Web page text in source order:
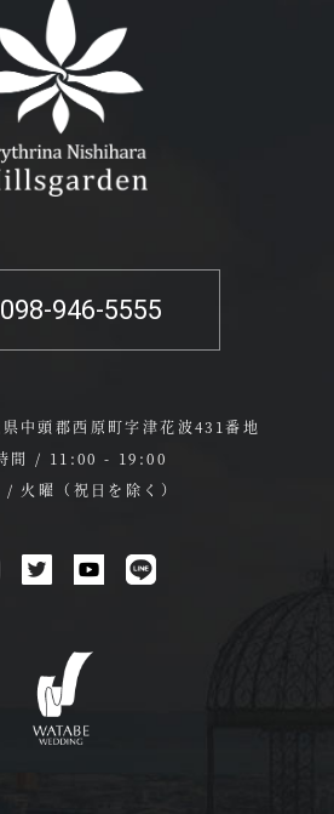
098-946-5555
中頭郡西原町字津花波431番地
間 / 11:00 - 19:00
火曜（祝日を除く）